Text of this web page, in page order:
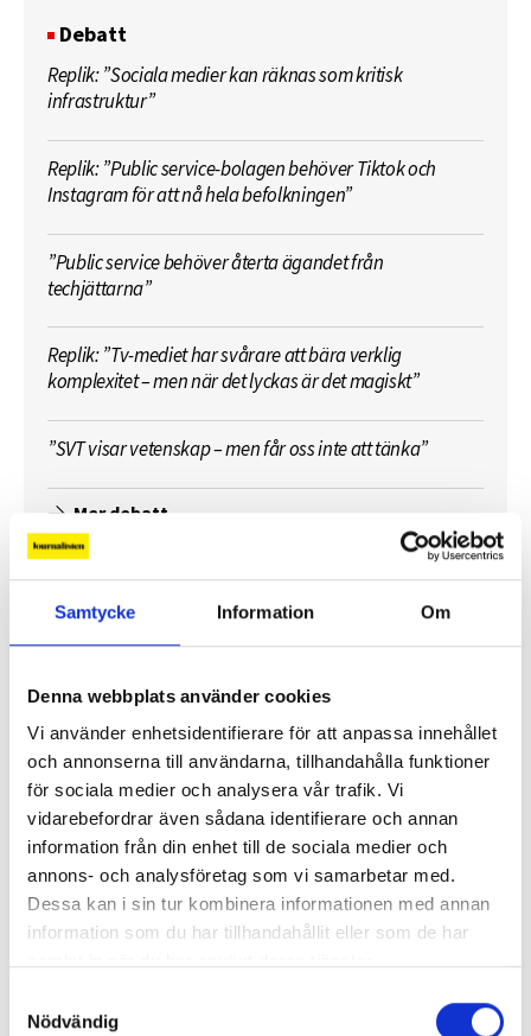
Samtycke Information Om
Denna webbplats använder cookies
Vi använder enhetsidentifierare för att anpassa innehållet
och annonserna till användarna, tillhandahålla funktioner
för sociala medier och analysera vår trafik. Vi
vidarebefordrar även sådana identifierare och annan
information från din enhet till de sociala medier och
annons- och analysföretag som vi samarbetar med.
Dessa kan i sin tur kombinera informationen med annan
information som du har tillhandahållit eller som de har
Nödvändig
Debatt
Replik: ”Sociala medier kan räknas som kritisk
infrastruktur”
Replik: ”Public service-bolagen behöver Tiktok och
Instagram för att nå hela befolkningen”
”Public service behöver återta ägandet från
techjättarna”
Replik: ”Tv-mediet har svårare att bära verklig
komplexitet – men när det lyckas är det magiskt”
”SVT visar vetenskap – men får oss inte att tänka”
Mer debatt
”Jag vill att Mellanöstern ska
kännas nära”
Fler profiler